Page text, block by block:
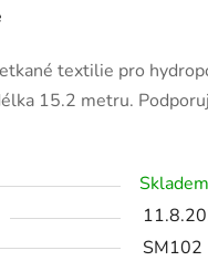
textilie pro
15.2 metru.
Skladem
SM102